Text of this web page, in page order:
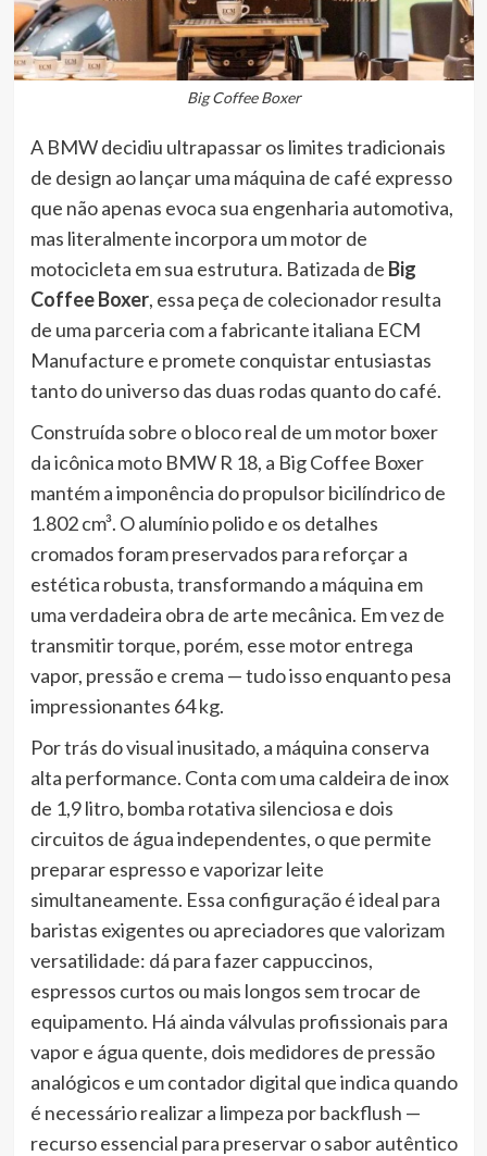
Big Coffee Boxer
A BMW decidiu ultrapassar os limites tradicionais
de design ao lançar uma máquina de café expresso
que não apenas evoca sua engenharia automotiva,
mas literalmente incorpora um motor de
motocicleta em sua estrutura. Batizada de Big
Coffee Boxer, essa peça de colecionador resulta
de uma parceria com a fabricante italiana ECM
Manufacture e promete conquistar entusiastas
tanto do universo das duas rodas quanto do café.
Construída sobre o bloco real de um motor boxer
da icônica moto BMW R 18, a Big Coffee Boxer
mantém a imponência do propulsor bicilíndrico de
1.802 cm³. O alumínio polido e os detalhes
cromados foram preservados para reforçar a
estética robusta, transformando a máquina em
uma verdadeira obra de arte mecânica. Em vez de
transmitir torque, porém, esse motor entrega
vapor, pressão e crema — tudo isso enquanto pesa
impressionantes 64 kg.
Por trás do visual inusitado, a máquina conserva
alta performance. Conta com uma caldeira de inox
de 1,9 litro, bomba rotativa silenciosa e dois
circuitos de água independentes, o que permite
preparar espresso e vaporizar leite
simultaneamente. Essa configuração é ideal para
baristas exigentes ou apreciadores que valorizam
versatilidade: dá para fazer cappuccinos,
espressos curtos ou mais longos sem trocar de
equipamento. Há ainda válvulas profissionais para
vapor e água quente, dois medidores de pressão
analógicos e um contador digital que indica quando
é necessário realizar a limpeza por backflush —
recurso essencial para preservar o sabor autêntico